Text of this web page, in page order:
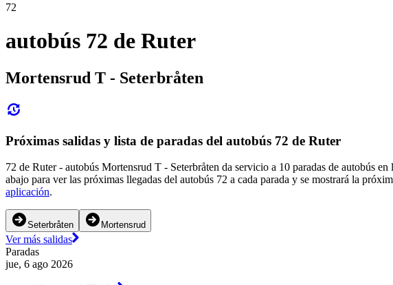
72
autobús 72 de Ruter
Mortensrud T - Seterbråten
Próximas salidas y lista de paradas del autobús 72 de Ruter
72 de Ruter - autobús Mortensrud T - Seterbråten da servicio a 10 paradas de autobús
abajo para ver las próximas llegadas del autobús 72 a cada parada y se mostrará la
aplicación.
Seterbråten Mortensrud
Ver más salidas
Paradas
jue, 6 ago 2026